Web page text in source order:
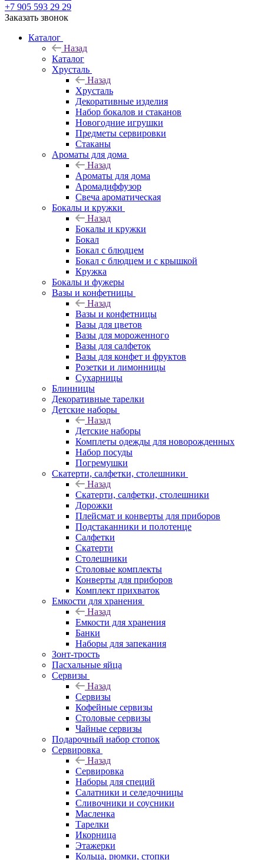
+7 905 593 29 29
Заказать звонок
Каталог
Назад
Каталог
Хрусталь
Назад
Хрусталь
Декоративные изделия
Набор бокалов и стаканов
Новогодние игрушки
Предметы сервировки
Стаканы
Ароматы для дома
Назад
Ароматы для дома
Аромадиффузор
Свеча ароматическая
Бокалы и кружки
Назад
Бокалы и кружки
Бокал
Бокал с блюдцем
Бокал с блюдцем и с крышкой
Кружка
Бокалы и фужеры
Вазы и конфетницы
Назад
Вазы и конфетницы
Вазы для цветов
Вазы для мороженного
Вазы для салфеток
Вазы для конфет и фруктов
Розетки и лимонницы
Сухарницы
Блинницы
Декоративные тарелки
Детские наборы
Назад
Детские наборы
Комплеты одежды для новорожденных
Набор посуды
Погремушки
Скатерти, салфетки, столешники
Назад
Скатерти, салфетки, столешники
Дорожки
Плейсмат и конверты для приборов
Подстаканники и полотенце
Салфетки
Скатерти
Столешники
Столовые комплекты
Конверты для приборов
Комплект прихваток
Емкости для хранения
Назад
Емкости для хранения
Банки
Наборы для запекания
Зонт-трость
Пасхальные яйца
Сервизы
Назад
Сервизы
Кофейные сервизы
Столовые сервизы
Чайные сервизы
Подарочный набор стопок
Сервировка
Назад
Сервировка
Наборы для специй
Салатники и селедочницы
Сливочники и соусники
Масленка
Тарелки
Икорница
Этажерки
Кольца, рюмки, стопки